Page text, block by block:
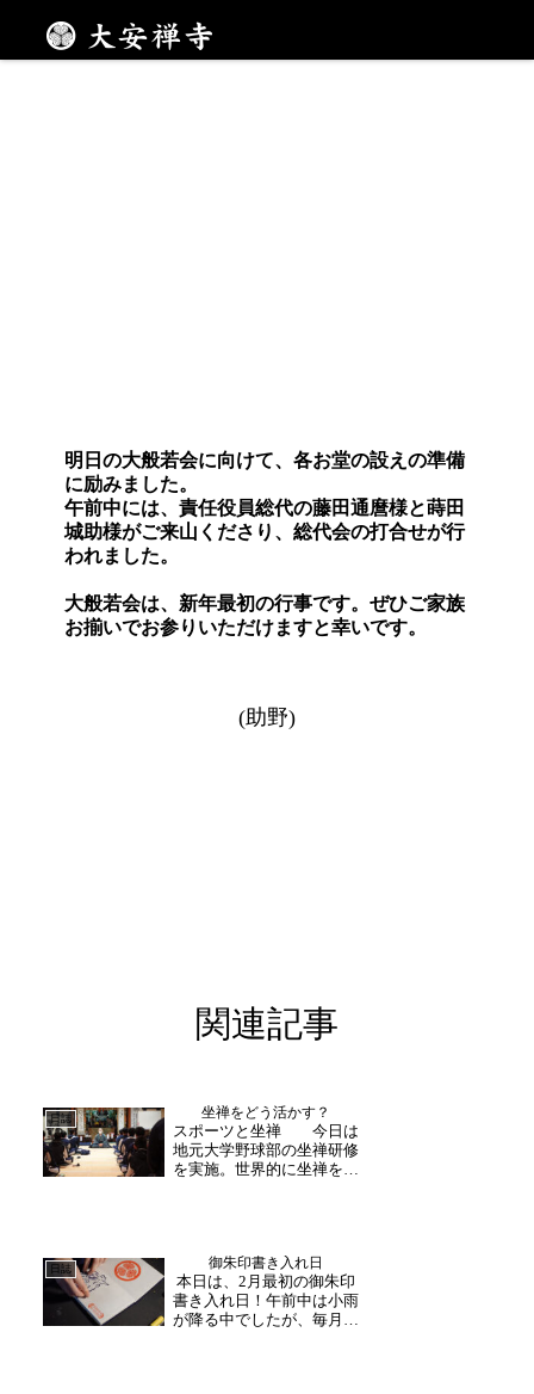
準備に励みました
明日の大般若会に向けて、各お堂の設えの準備
に励みました。
午前中には、責任役員総代の藤田通麿様と蒔田
城助様がご来山くださり、総代会の打合せが行
われました。
大般若会は、新年最初の行事です。ぜひご家族
お揃いでお参りいただけますと幸いです。
(助野)
関連記事
日誌 坐禅をどう活かす？
スポーツと坐禅 今日は
地元大学野球部の坐禅研修
を実施。世界的に坐禅を取
発揮するためです。どれだ
けいい準備をしたとして
も、本番でメンタル面の影
響...
日誌 御朱印書き入れ日
本日は、2月最初の御朱印
書き入れ日！午前中は小雨
が降る中でしたが、毎月お